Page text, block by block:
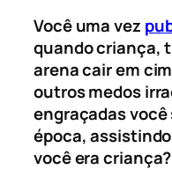
Você uma vez
quando criança,
arena cair em
outros medos
engraçadas você
época,
você era criança?